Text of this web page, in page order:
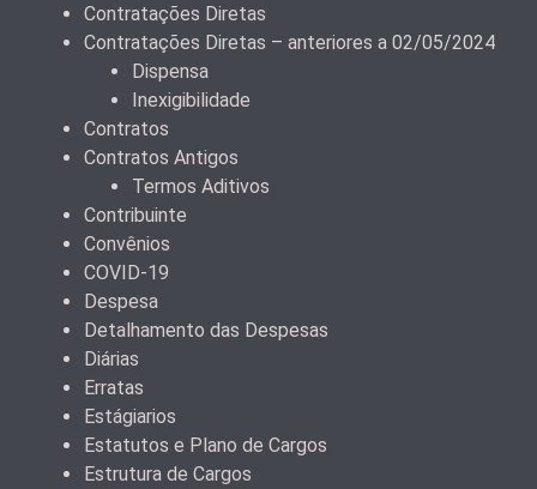
Contratações Diretas
Contratações Diretas – anteriores a 02/05/2024
Dispensa
Inexigibilidade
Contratos
Contratos Antigos
Termos Aditivos
Contribuinte
Convênios
COVID-19
Despesa
Detalhamento das Despesas
Diárias
Erratas
Estágiarios
Estatutos e Plano de Cargos
Estrutura de Cargos